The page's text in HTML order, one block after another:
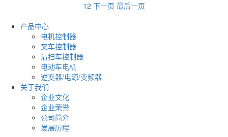
12 下一页 最后一页
产品中心
电机控制器
叉车控制器
清扫车控制器
电动车电机
逆变器/电源/变频器
关于我们
企业文化
企业荣誉
公司简介
发展历程